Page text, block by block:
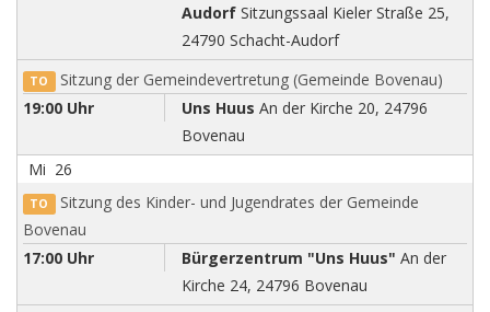
Audorf Sitzungssaal Kieler Straße 25,
24790 Schacht-Audorf
TO Sitzung der Gemeindevertretung (Gemeinde Bovenau)
19:00 Uhr
Uns Huus An der Kirche 20, 24796
Bovenau
Mi 26
TO Sitzung des Kinder- und Jugendrates der Gemeinde
Bovenau
17:00 Uhr
Bürgerzentrum "Uns Huus" An der
Kirche 24, 24796 Bovenau